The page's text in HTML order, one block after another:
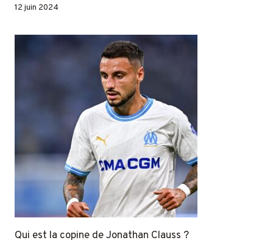
12 juin 2024
Qui est la copine de Jonathan Clauss ?